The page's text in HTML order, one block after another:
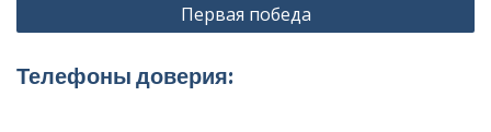
Первая победа
Телефоны доверия: